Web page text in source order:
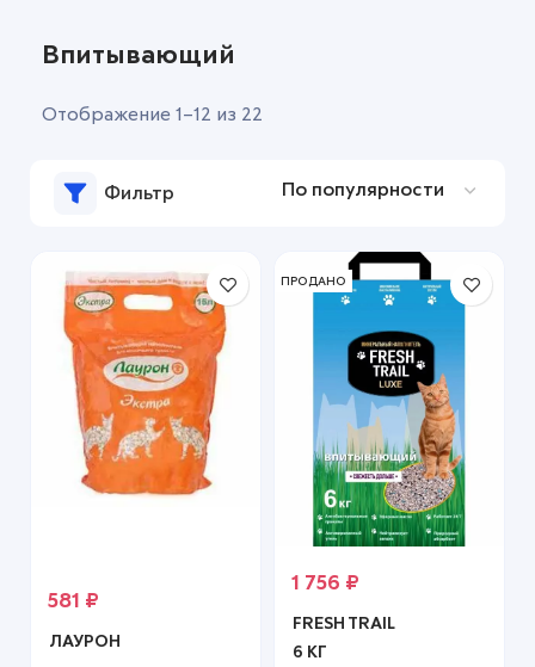
Впитывающий
Отображение 1–12 из 22
Фильтр
581 ₽
ЛАУРОН
ПРОДАНО
1 756 ₽
FRESH TRAIL
6 КГ